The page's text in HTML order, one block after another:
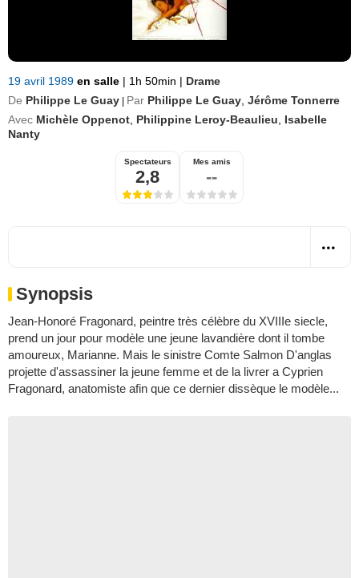
19 avril 1989 en salle | 1h 50min | Drame
De Philippe Le Guay Par Philippe Le Guay Jérôme Tonnerre
Avec Michèle Oppenot Philippine Leroy-Beaulieu
Isabelle
Nanty
Spectateurs
2,8
Mes amis
--
Synopsis
Jean-Honoré Fragonard, peintre très célèbre du XVIIIe siecle,
prend un jour pour modèle une jeune lavandière dont il tombe
amoureux, Marianne. Mais le sinistre Comte Salmon D'anglas
projette d'assassiner la jeune femme et de la livrer a Cyprien
Fragonard, anatomiste afin que ce dernier dissèque le modèle...